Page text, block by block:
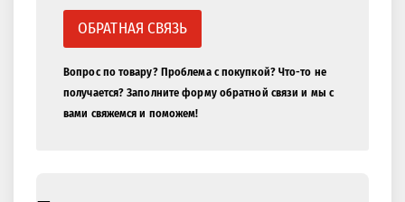
ОБРАТНАЯ СВЯЗЬ
Вопрос по товару? Проблема с покупкой? Что-то не
получается? Заполните форму обратной связи и мы с
вами свяжемся и поможем!